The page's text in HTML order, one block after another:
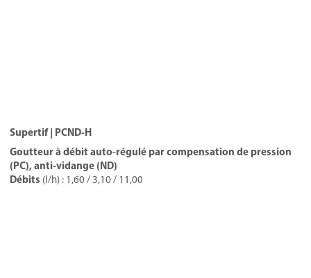
Supertif | PCND-H
Goutteur à débit auto-régulé par compensation de pression
(PC), anti-vidange (ND)
Débits (l/h) : 1,60 / 3,10 / 11,00